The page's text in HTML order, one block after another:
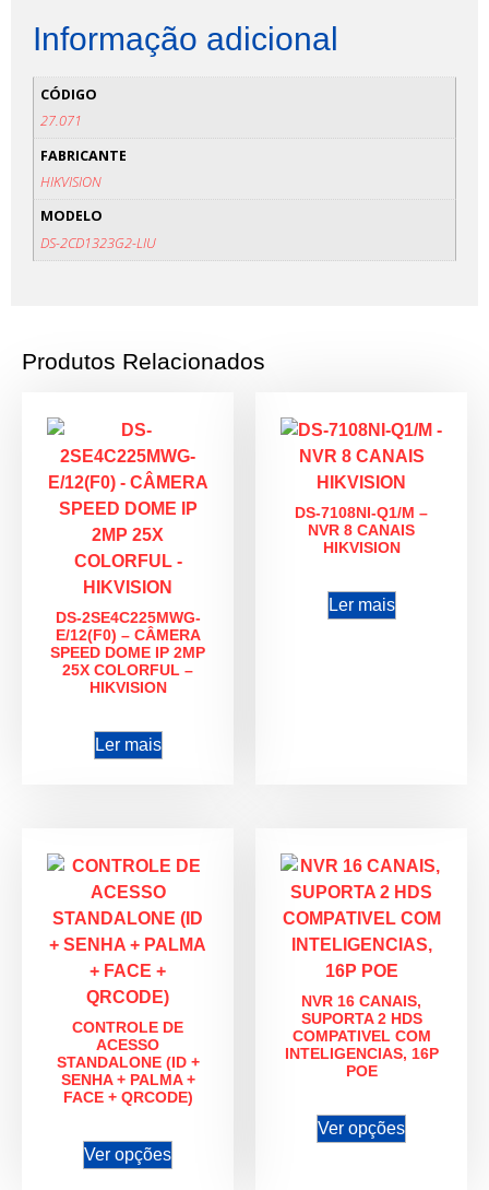
Informação adicional
CÓDIGO
27.071
FABRICANTE
HIKVISION
MODELO
DS-2CD1323G2-LIU
Produtos Relacionados
DS-2SE4C225MWG-
E/12(F0) – CÂMERA
SPEED DOME IP 2MP
25X COLORFUL –
HIKVISION
Ler mais
DS-7108NI-Q1/M –
NVR 8 CANAIS
HIKVISION
Ler mais
CONTROLE DE
ACESSO
STANDALONE (ID +
SENHA + PALMA +
FACE + QRCODE)
Ver opções
NVR 16 CANAIS,
SUPORTA 2 HDS
COMPATIVEL COM
INTELIGENCIAS, 16P
POE
Ver opções